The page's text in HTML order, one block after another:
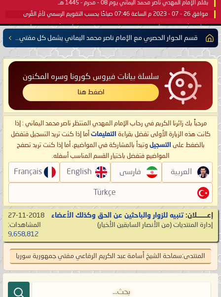
بقلم الإمام المهدي ناصر محمد اليماني يوم 08 - محرم - 1445 هـ
موافق 26 - 07 - 2023 م الساعة 07:46 صباحًا بحسب التقويم الرسمي لأمّ القُرى
سلسلة بيانات فيروس كورونا وسره المكنون
اضغط هنا
مرحباً بك زائرنا الكريم في رحاب الإمام المهدي المنتظر ناصر محمد اليماني : إذا
كانت هذه الزيارة الأولى تفضل بقراءة التعليمات أما إذا كنت تريد التسجيل فتفضل
بالضغط على التسجيل وتبدأ بالمشاركة في المواضيع، أما إذا كنت تريد تصفح
المواضيع فتفضل باختيار القسم المناسب أسفله.
العربية فارسی English
Français
Türkçe
إعـــــــلان: تنبيه للزوار والباحثين عن الحق وكذلك الأعضاء
إدارة المنتديات ‏(من الأنصار السابقين الأخيار)
27-11-2018
المشاهدات:
9,658,812
المنتدى:سماحة الشيخ أسامة عبد الكريم الرفاعي مفتي جمهورية سوريا